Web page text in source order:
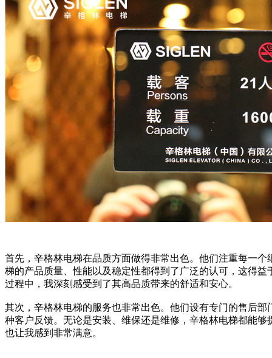
首先，辛格林电梯在品质方面做得非常出色。他们注重每一
梯的产品质量、性能以及稳定性都得到了广泛的认可，这得
过程中，我深刻感受到了其高品质带来的舒适和安心。
其次，辛格林电梯的服务也非常出色。他们设有专门的售后
种客户反馈。无论是安装、维保还是维修，辛格林电梯都能
也让我感到非常满意。